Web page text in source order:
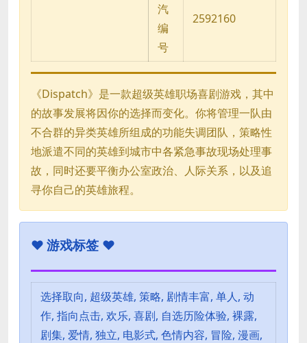
汽
编
号
2592160
《Dispatch》是一款超级英雄职场喜剧游戏，其中
的故事发展将因你的选择而变化。你将管理一队由
不合群的异类英雄所组成的功能失调团队，策略性
地派遣不同的英雄到城市中各紧急事故现场处理事
故，同时还要平衡办公室政治、人际关系，以及追
寻你自己的英雄旅程。
♥ 游戏标签 ♥
选择取向, 超级英雄, 策略, 剧情丰富, 单人, 动
作, 指向点击, 欢乐, 喜剧, 自选历险体验, 裸露,
剧集, 爱情, 独立, 电影式, 色情内容, 冒险, 漫画,